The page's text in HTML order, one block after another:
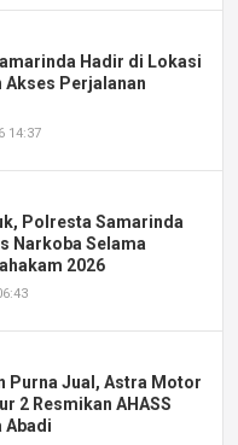
Hadir di Lokasi
Akses Perjalanan
14:37
Polresta Samarinda
Narkoba Selama
2026
Purna Jual, Astra Motor
2 Resmikan AHASS
Abadi